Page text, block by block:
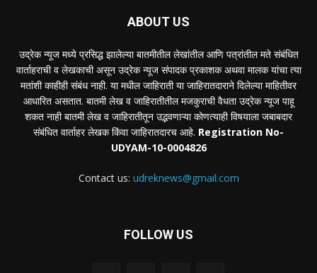
ABOUT US
उद्रेक न्यूज मध्ये प्रसिद्ध झालेल्या बातमीतील लेखांतील आणि पत्रांतील मते संबंधित
वार्ताहराची व लेखकाची असून उद्रेक न्यूज संपादक प्रकाशक अथवा मालक यांचा त्या
मतांशी काहीही संबंध नाही. या मधील जाहिराती या जाहिरातदाराने दिलेल्या माहितीवर
आधारित असतात. बातमी लेख व जाहिरातीतील मजकुराची वैधता उद्रेक न्यूज पाहू
शकत नाही बातमी लेख व जाहिरातीतून उद्भवणाऱ्या कोणत्याही विषयाला जबाबदार
संबंधित वार्ताहर लेखक किंवा जाहिरातदारच आहे. Registration No-
UDYAM-10-0004826
Contact us: udreknews@gmail.com
FOLLOW US